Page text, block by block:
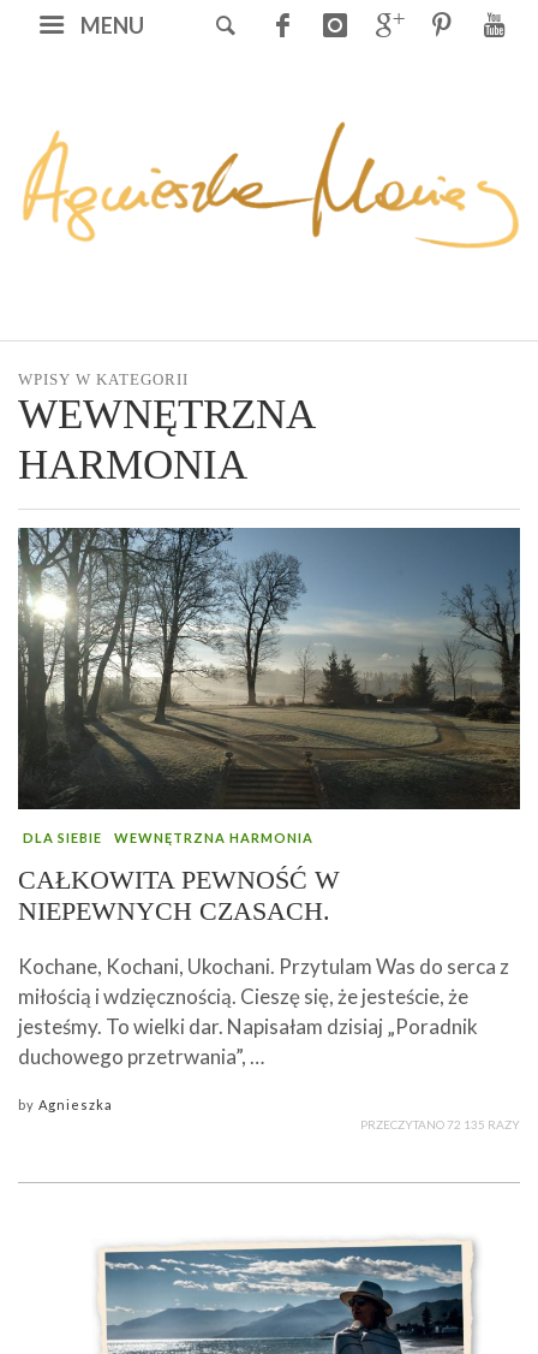
MENU
WPISY W KATEGORII
WEWNĘTRZNA
HARMONIA
DLA SIEBIE WEWNĘTRZNA HARMONIA
CAŁKOWITA PEWNOŚĆ W
NIEPEWNYCH CZASACH.
Kochane, Kochani, Ukochani. Przytulam Was do serca z
miłością i wdzięcznością. Cieszę się, że jesteście, że
jesteśmy. To wielki dar. Napisałam dzisiaj „Poradnik
duchowego przetrwania”, …
by Agnieszka
PRZECZYTANO 72 135 RAZY